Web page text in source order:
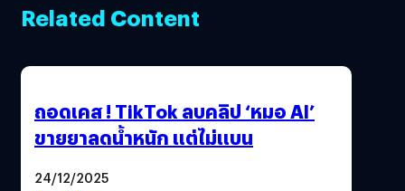
Related Content
ถอดเคส ! TikTok ลบคลิป ‘หมอ AI’
ขายยาลดน้ำหนัก แต่ไม่แบน
24/12/2025